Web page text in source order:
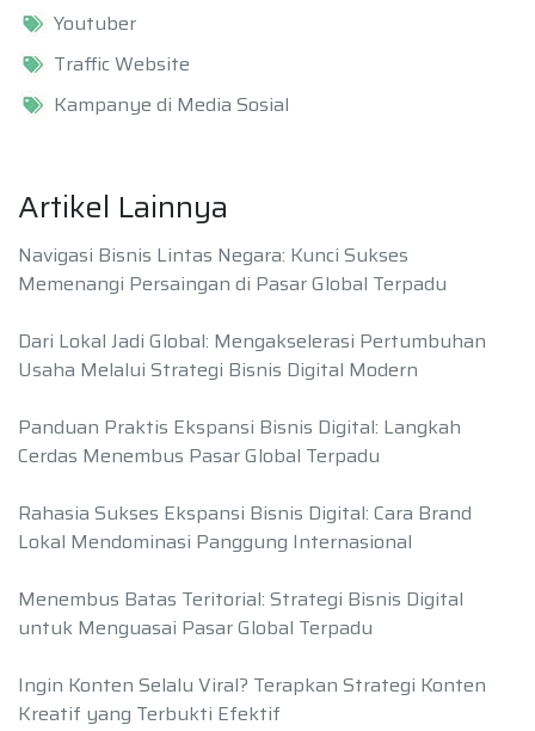
Youtuber
Traffic Website
Kampanye di Media Sosial
Artikel Lainnya
Navigasi Bisnis Lintas Negara: Kunci Sukses
Memenangi Persaingan di Pasar Global Terpadu
Dari Lokal Jadi Global: Mengakselerasi Pertumbuhan
Usaha Melalui Strategi Bisnis Digital Modern
Panduan Praktis Ekspansi Bisnis Digital: Langkah
Cerdas Menembus Pasar Global Terpadu
Rahasia Sukses Ekspansi Bisnis Digital: Cara Brand
Lokal Mendominasi Panggung Internasional
Menembus Batas Teritorial: Strategi Bisnis Digital
untuk Menguasai Pasar Global Terpadu
Ingin Konten Selalu Viral? Terapkan Strategi Konten
Kreatif yang Terbukti Efektif